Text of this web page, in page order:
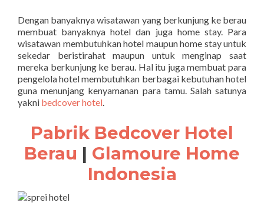
Dengan banyaknya wisatawan yang berkunjung ke berau
membuat banyaknya hotel dan juga home stay. Para
wisatawan membutuhkan hotel maupun home stay untuk
sekedar beristirahat maupun untuk menginap saat
mereka berkunjung ke berau. Hal itu juga membuat para
pengelola hotel membutuhkan berbagai kebutuhan hotel
guna menunjang kenyamanan para tamu. Salah satunya
yakni bedcover hotel.
Pabrik Bedcover Hotel
Berau | Glamoure Home
Indonesia